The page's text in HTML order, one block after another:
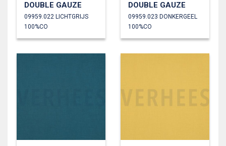
DOUBLE GAUZE
09959.022 LICHTGRIJS
100%CO
DOUBLE GAUZE
09959.023 DONKERGEEL
100%CO